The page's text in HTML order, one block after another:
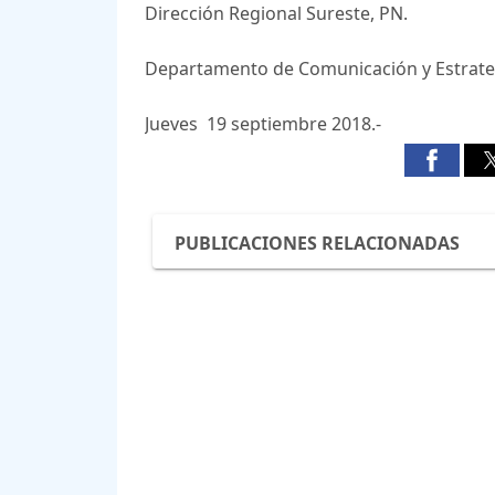
Dirección Regional Sureste, PN.
Departamento de Comunicación y
Jueves 19 septiembre 2018.-
PUBLICACIONES RELACIONADAS